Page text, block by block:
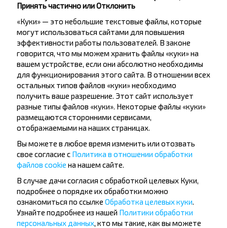
Подписаться
Отзывы пассажиров о перевозчиках
Анастасия
22.02.2026
комфортной. Водитель довёз
быстро и аккуратно!
5,0
Пружаны - Гродно
4,0
BS ЧТУП "Позитив-тур"
Принять частично или Отклонить
«Куки» — это небольшие текстовые файлы, которые
могут использоваться сайтами для повышения
эффективности работы пользователей. В законе
говорится, что мы можем хранить файлы «куки» на
вашем устройстве, если они абсолютно необходимы
для функционирования этого сайта. В отношении всех
остальных типов файлов «куки» необходимо
получить ваше разрешение. Этот сайт использует
разные типы файлов «куки». Некоторые файлы «куки»
размещаются сторонними сервисами,
отображаемыми на наших страницах.
Вы можете в любое время изменить или отозвать
свое согласие с Политика в отношении обработки
файлов cookie на нашем сайте.
В случае дачи согласия с обработкой целевых Куки,
подробнее о порядке их обработки можно
ознакомиться по ссылке Обработка целевых куки
Узнайте подробнее из нашей Политики обработки
персональных данных , кто мы такие, как вы можете